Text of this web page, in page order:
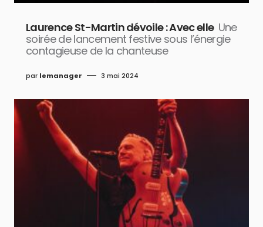
Laurence St-Martin dévoile : Avec elle Une
soirée de lancement festive sous l’énergie
contagieuse de la chanteuse
par lemanager 3 mai 2024